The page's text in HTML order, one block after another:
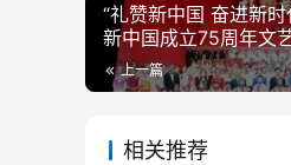
“礼赞新中国 奋进新
新中国成立75周年文
上一篇
相关推荐